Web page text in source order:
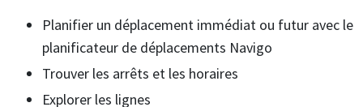
Planifier un déplacement immédiat ou futur avec le
planificateur de déplacements Navigo
Trouver les arrêts et les horaires
Explorer les lignes